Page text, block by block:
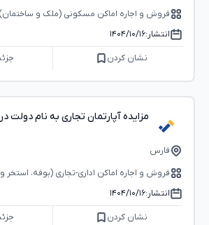
فروش و اجاره اماکن مسکونی (ملک و ساختمان)
انتشار:۱۴۰۴/۱۰/۱۶
نشان کردن
مزایده آپارتمان تجاری به نام دولت در
فارس
فروش و اجاره اماکن اداری-تجاری (بوفه، استخر
انتشار:۱۴۰۴/۱۰/۱۶
نشان کردن